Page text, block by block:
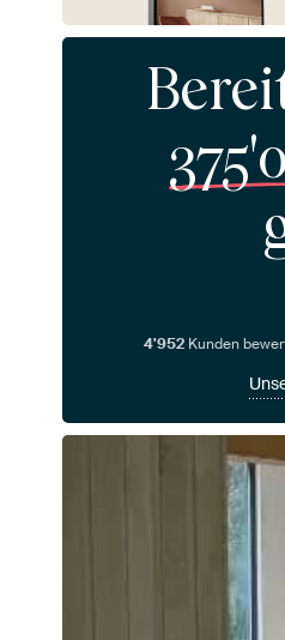
4'952Kunden